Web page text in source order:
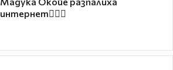
интернет❤️‍🔥🔥